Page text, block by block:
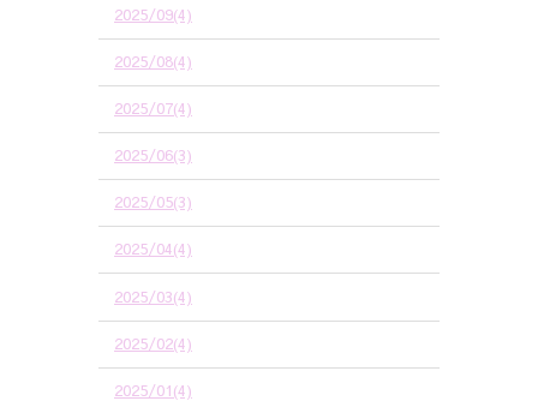
2025/09(4)
2025/08(4)
2025/07(4)
2025/06(3)
2025/05(3)
2025/04(4)
2025/03(4)
2025/02(4)
2025/01(4)